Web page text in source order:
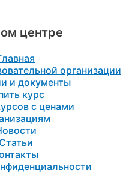
центре
организации
и документы
курс
с ценами
Статьи